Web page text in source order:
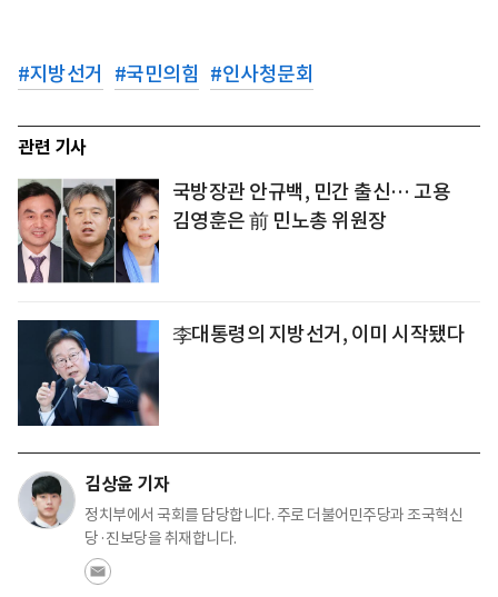
#지방선거 #국민의힘 #인사청문회
관련 기사
국방장관 안규백, 민간 출신… 고용
김영훈은 前 민노총 위원장
李대통령의 지방선거, 이미 시작됐다
김상윤 기자
정치부에서 국회를 담당합니다. 주로 더불어민주당과 조국혁신
당·진보당을 취재합니다.